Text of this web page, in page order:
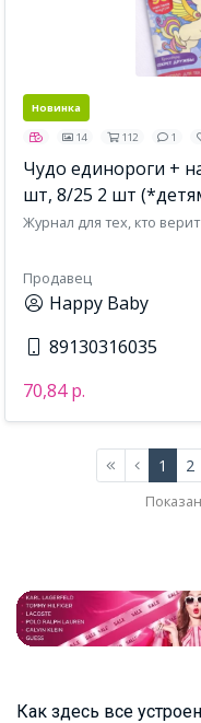
Новинка
14 112 1
Чудо единороги +
шт, 8/25 2 шт
Журнал для тех, кто
Продавец
Happy Baby
89130316035
70,84 р.
1 2
Как здесь все